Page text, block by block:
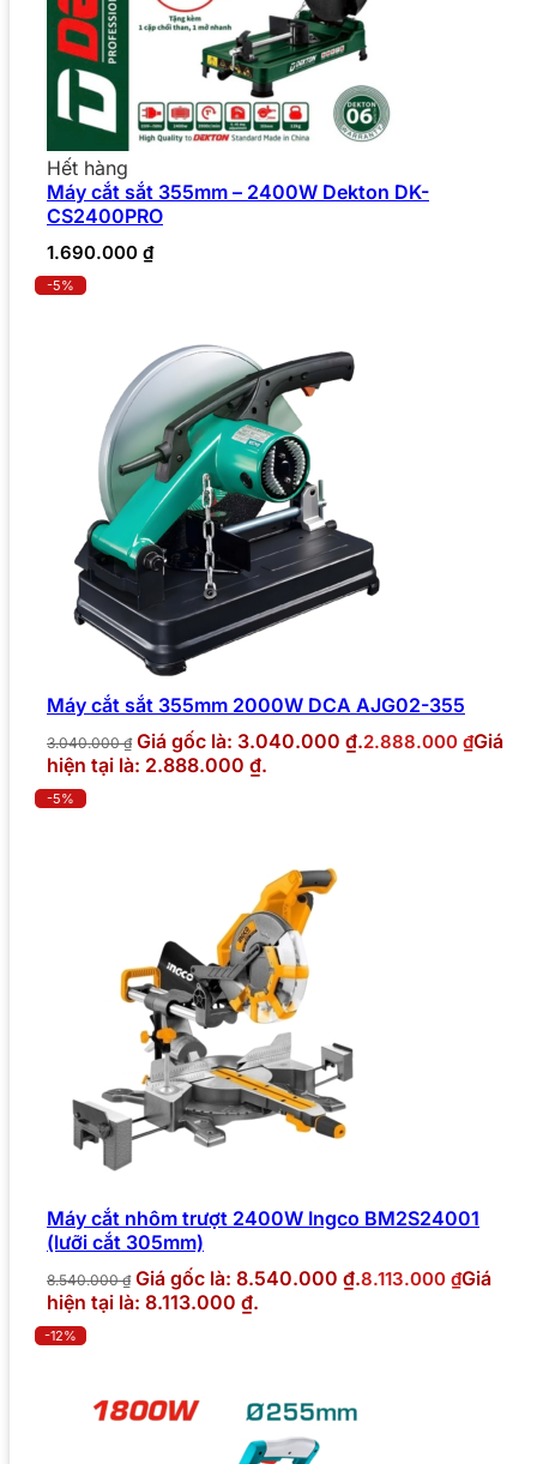
Hết hàng
Máy cắt sắt 355mm – 2400W Dekton DK-
CS2400PRO
1.690.000 ₫
-5%
Máy cắt sắt 355mm 2000W DCA AJG02-355
3.040.000₫ Giá gốc là: 3.040.000 ₫.2.888.000 ₫Giá
hiện tại là: 2.888.000 ₫.
-5%
Máy cắt nhôm trượt 2400W Ingco BM2S24001
(lưỡi cắt 305mm)
8.540.000₫ Giá gốc là: 8.540.000 ₫.8.113.000 ₫Giá
hiện tại là: 8.113.000 ₫.
-12%